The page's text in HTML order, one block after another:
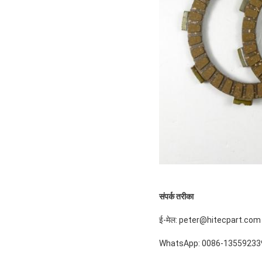
संपर्क तरीका
ई-मेल: peter@hitecpart.com
WhatsApp: 0086-